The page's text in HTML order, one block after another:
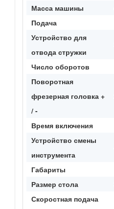
Масса машины
Подача
Устройство для
отвода стружки
Число оборотов
Поворотная
фрезерная головка +
/ -
Время включения
Устройство смены
инструмента
Габариты
Размер стола
Скоростная подача